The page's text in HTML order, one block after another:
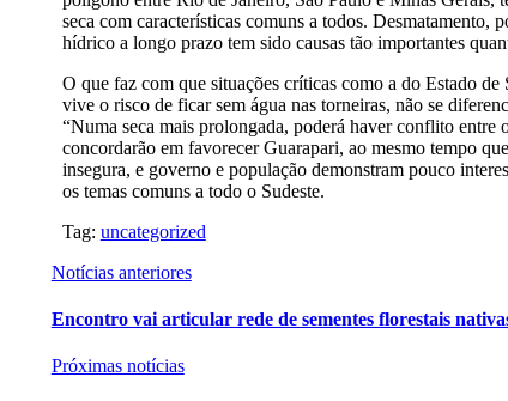
seca com características comuns a todos. Desmatamento,
hídrico a longo prazo tem sido causas tão importantes
O que faz com que situações críticas como a do Estado
vive o risco de ficar sem água nas torneiras, não se
“Numa seca mais prolongada, poderá haver conflito
concordarão em favorecer Guarapari, ao mesmo tempo
insegura, e governo e população demonstram pouco
os temas comuns a todo o Sudeste.
Tag: uncategorized
Notícias anteriores
Encontro vai articular rede de sementes florestais
Próximas notícias